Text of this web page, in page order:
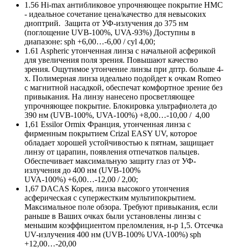
1.56 Hi-max антибликовое упрочняющее покрытие HMC
- идеальное сочетание цена/качество для невысоких
диоптрий. Защита от УФ-излучения до 375 нм
(поглощение UVB-100%, UVA-93%) Доступны в
диапазоне: sph +6,00…-6,00 / cyl 4,00;
1.61 Aspheric утонченная линза с начальной асферикой
для увеличения поля зрения. Повышают качество
зрения. Ощутимое утончение линзы при дптр. больше 4-
х. Полимерная линза идеально подойдет к очкам Romeo
c магнитной насадкой, обеспечат комфортное зрение без
привыкания. На линзу нанесено просветляющее
упрочняющее покрытие. Блокировка ультрафиолета до
390 нм (UVB-100%, UVA-100%) +8,00…-10,00 / 4,00
1,61 Essilor Ormix Франция, утонченная линза с
фирменным покрытием Crizal EASY UV, которое
обладает хорошей устойчивостью к пятнам, защищает
линзу от царапин, появления отпечатков пальцев.
Обеспечивает максимальную защиту глаз от УФ-
излучения до 400 нм (UVB-100%
UVA-100%) +6,00…-12,00 / 2,00;
1,67 DACAS Корея, линза высокого утончения
асферическая с супержестким мультипокрытием.
Максимальное поле обзора. Требуют привыкания, если
раньше в Ваших очках были установлены линзы с
меньшим коэффициентом преломления, н-р 1,5. Отсечка
UV-излучения 400 нм (UVB-100% UVA-100%) sph
+12,00…-20,00